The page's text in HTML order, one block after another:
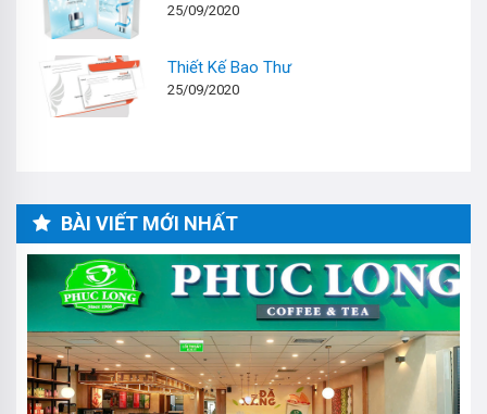
25/09/2020
Thiết Kế Bao Thư
25/09/2020
BÀI VIẾT MỚI NHẤT